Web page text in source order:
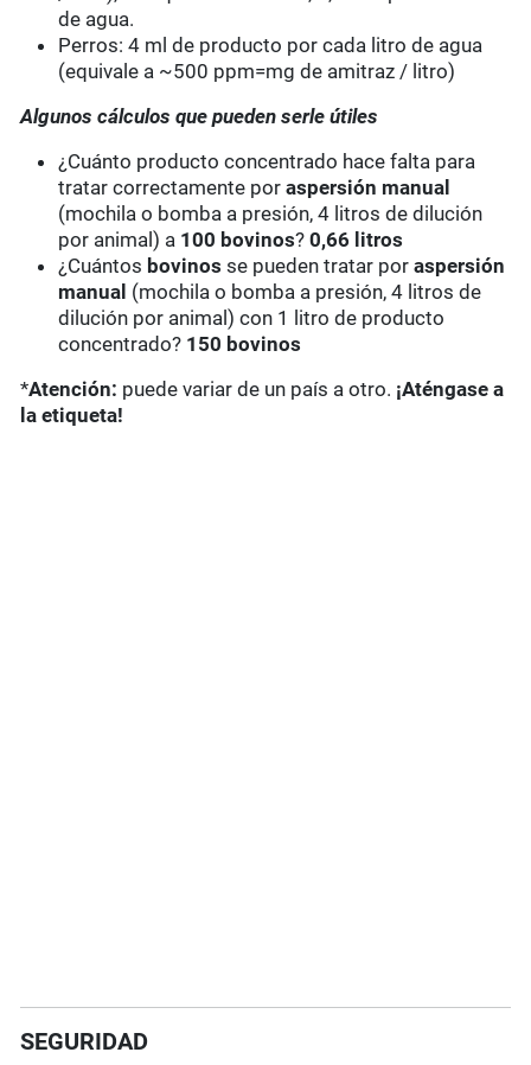
de agua.
Perros: 4 ml de producto por cada litro de agua
(equivale a ~500 ppm=mg de amitraz / litro)
Algunos cálculos que pueden serle útiles
¿Cuánto producto concentrado hace falta para
tratar correctamente poraspersión manual
(mochila o bomba a presión, 4 litros de dilución
por animal) a 100 bovinos? 0,66 litros
¿Cuántos bovinos se pueden tratar poraspersión
manual (mochila o bomba a presión, 4 litros de
dilución por animal) con 1 litro de producto
concentrado? 150 bovinos
*Atención: puede variar de un país a otro. ¡Aténgase a
la etiqueta!
SEGURIDAD